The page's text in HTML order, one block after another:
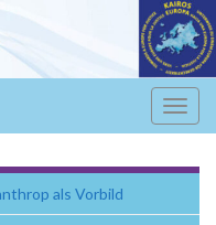
als Vorbild